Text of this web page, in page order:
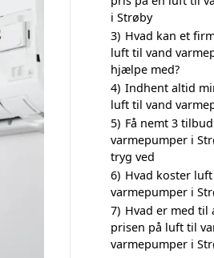
i Strøby
3) Hvad kan et
luft til vand
hjælpe med?
4) Indhent altid
luft til vand
5) Få nemt 3
varmepumper i
tryg ved
6) Hvad koster
varmepumper i
7) Hvad er med til
prisen på luft til
varmepumper i